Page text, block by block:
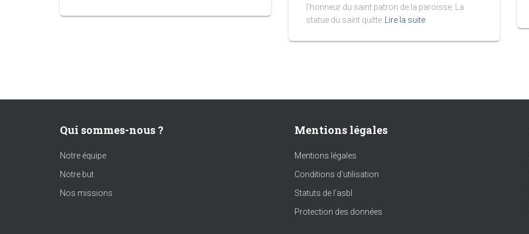
l’honneur du saint patron de la paroisse. La
statue du saint quitte
Lire la suite
Qui sommes-nous ?
Notre équipe
Notre but
Nos missions
Mentions légales
Mentions légales
Conditions d’utilisation
Statuts de l’asbl
Protection des données